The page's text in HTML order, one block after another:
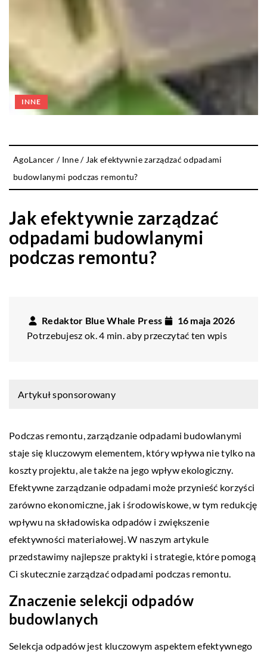
INNE
AgoLancer / Inne/ Jak efektywnie zarządzać odpadami
budowlanymi podczas remontu?
Jak efektywnie zarządzać
odpadami budowlanymi
podczas remontu?
Redaktor Blue Whale Press
16 maja 2026
Potrzebujesz ok. 4 min. aby przeczytać ten wpis
Artykuł sponsorowany
Podczas remontu, zarządzanie odpadami budowlanymi
staje się kluczowym elementem, który wpływa nie tylko na
koszty projektu, ale także na jego wpływ ekologiczny.
Efektywne zarządzanie odpadami może przynieść korzyści
zarówno ekonomiczne, jak i środowiskowe, w tym redukcję
wpływu na składowiska odpadów i zwiększenie
efektywności materiałowej. W naszym artykule
przedstawimy najlepsze praktyki i strategie, które pomogą
Ci skutecznie zarządzać odpadami podczas remontu.
Znaczenie selekcji odpadów
budowlanych
Selekcja odpadów jest kluczowym aspektem efektywnego